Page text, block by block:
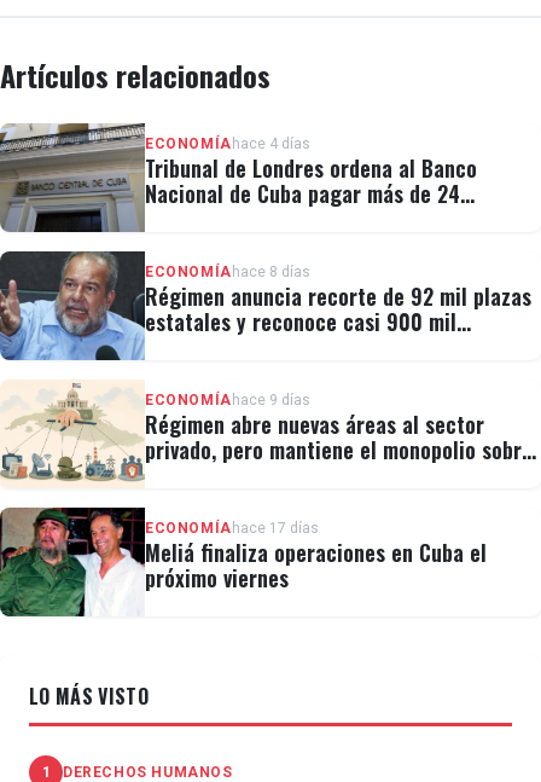
Artículos relacionados
ECONOMÍA hace 4 días
Tribunal de Londres ordena al Banco
Nacional de Cuba pagar más de 24
ECONOMÍA hace 8 días
Régimen anuncia recorte de 92 mil plazas
estatales y reconoce casi 900 mil
ECONOMÍA hace 9 días
Régimen abre nuevas áreas al sector
privado, pero mantiene el monopolio sobre
ECONOMÍA hace 17 días
Meliá finaliza operaciones en Cuba el
próximo viernes
LO MÁS VISTO
1 DERECHOS HUMANOS